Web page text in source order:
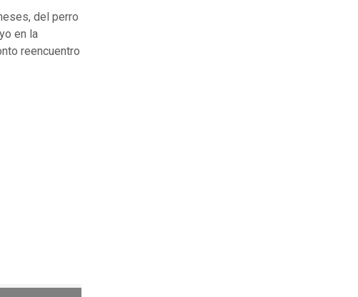
del perro
en la
reencuentro